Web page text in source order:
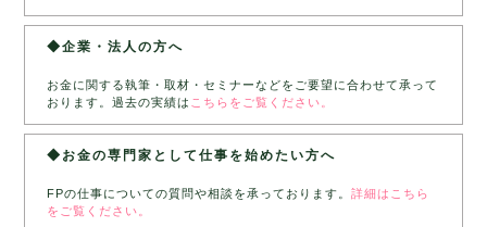
◆企業・法人の方へ
お金に関する執筆・取材・セミナーなどをご要望に合わせて承って
おります。過去の実績は こちらをご覧ください。
◆お金の専門家として仕事を始めたい方へ
FPの仕事についての質問や相談を承っております。詳細はこちら
をご覧ください。